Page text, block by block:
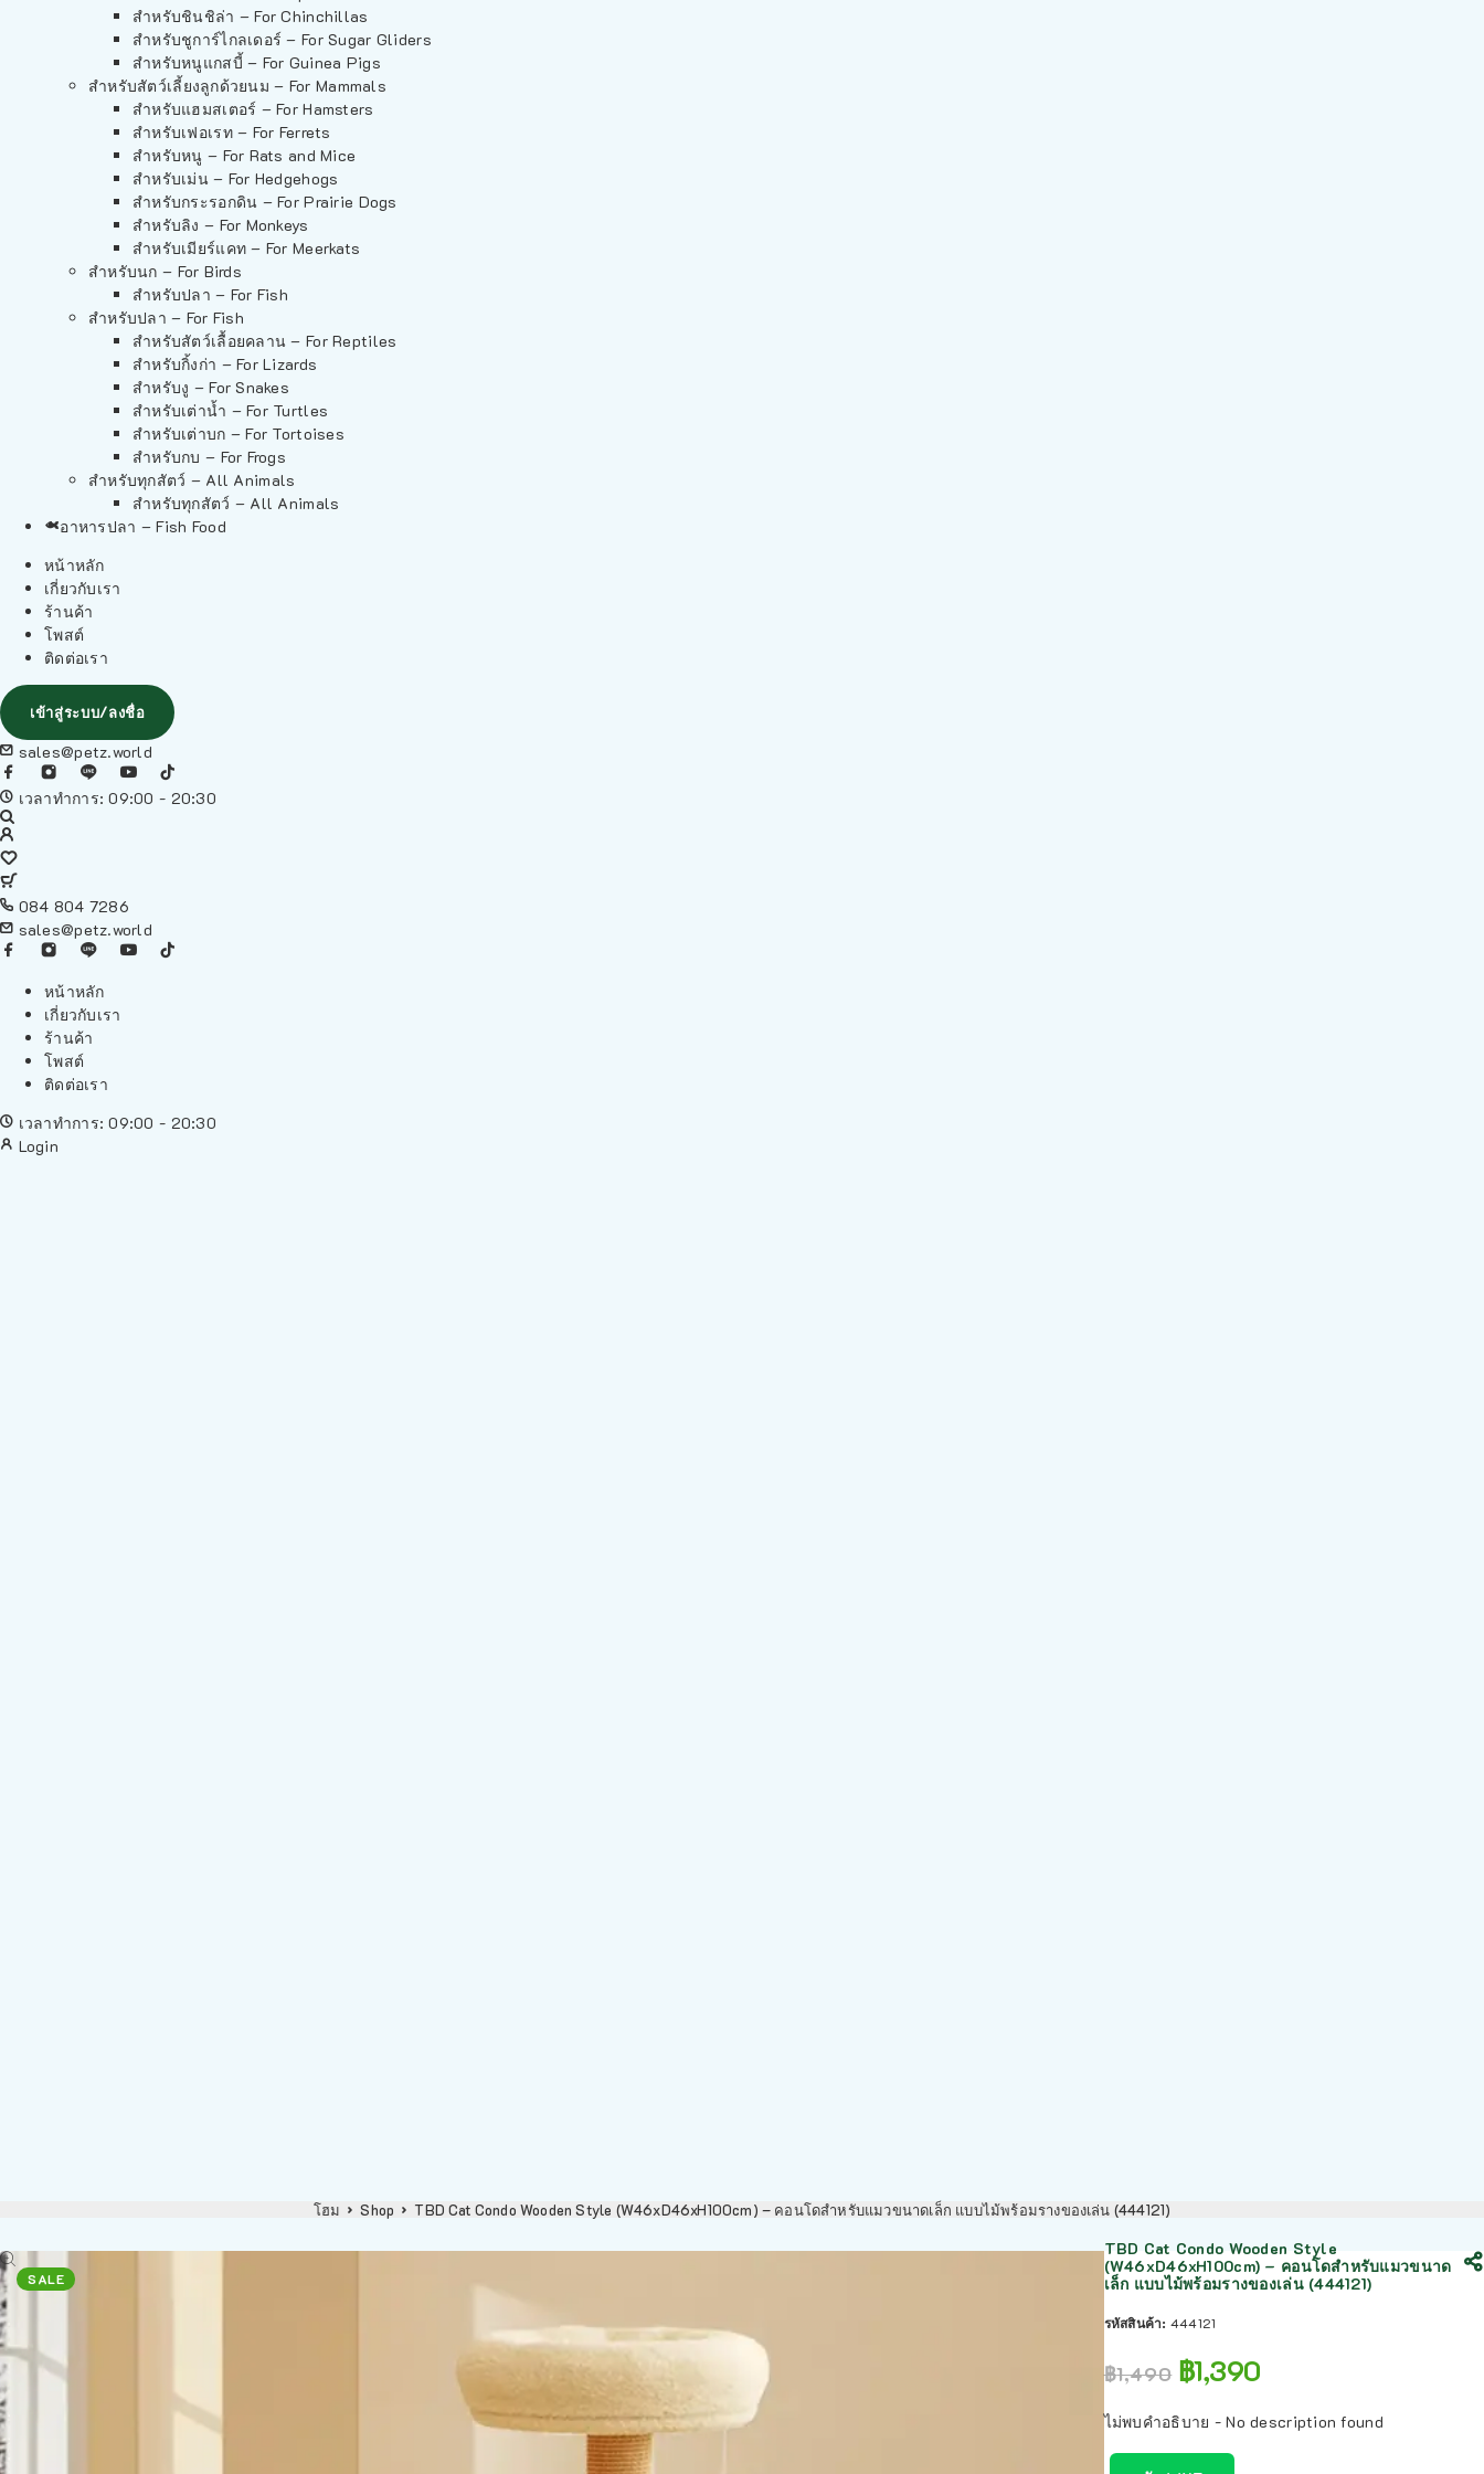
สำหรับชินชิล่า – For Chinchillas
สำหรับชูการ์ไกลเดอร์ – For Sugar Gliders
สำหรับหนูแกสบี้ – For Guinea Pigs
สำหรับสัตว์เลี้ยงลูกด้วยนม – For Mammals
สำหรับแฮมสเตอร์ – For Hamsters
สำหรับเฟอเรท – For Ferrets
สำหรับหนู – For Rats and Mice
สำหรับเม่น – For Hedgehogs
สำหรับกระรอกดิน – For Prairie Dogs
สำหรับลิง – For Monkeys
สำหรับเมียร์แคท – For Meerkats
สำหรับนก – For Birds
สำหรับปลา – For Fish
สำหรับปลา – For Fish
สำหรับสัตว์เลื้อยคลาน – For Reptiles
สำหรับกิ้งก่า – For Lizards
สำหรับงู – For Snakes
สำหรับเต่าน้ำ – For Turtles
สำหรับเต่าบก – For Tortoises
สำหรับกบ – For Frogs
สำหรับทุกสัตว์ – All Animals
สำหรับทุกสัตว์ – All Animals
อาหารปลา – Fish Food
หน้าหลัก
เกี่ยวกับเรา
ร้านค้า
โพสต์
ติดต่อเรา
เข้าสู่ระบบ/ลงชื่อ
sales@petz.world
เวลาทำการ: 09:00 - 20:30
084 804 7286
sales@petz.world
หน้าหลัก
เกี่ยวกับเรา
ร้านค้า
โพสต์
ติดต่อเรา
เวลาทำการ: 09:00 - 20:30
Login
โฮม Shop TBD Cat Condo Wooden Style (W46xD46xH100cm) – คอนโดสำหรับแมวขนาดเล็ก แบบไม้พร้อมรางของเล่น (444121)
SALE
TBD Cat Condo Wooden Style
(W46xD46xH100cm) – คอนโดสำหรับแมวขนาด
เล็ก แบบไม้พร้อมรางของเล่น (444121)
รหัสสินค้า: 444121
฿1,490 ฿1,390
ไม่พบคำอธิบาย - No description found